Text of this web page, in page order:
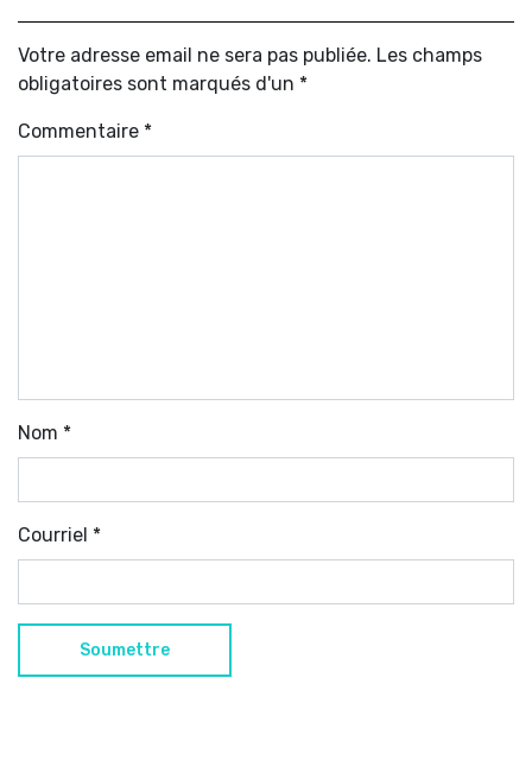
Votre adresse email ne sera pas publiée. Les champs
obligatoires sont marqués d'un *
Commentaire *
Nom *
Courriel *